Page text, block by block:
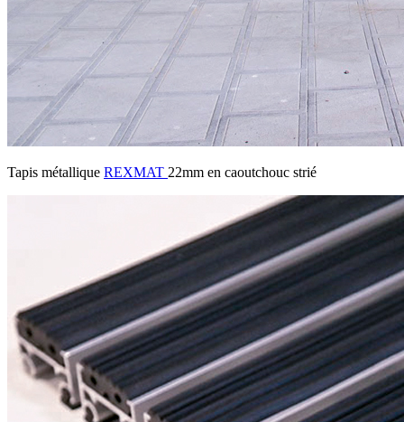
Tapis métallique REXMAT 22mm en caoutchouc strié